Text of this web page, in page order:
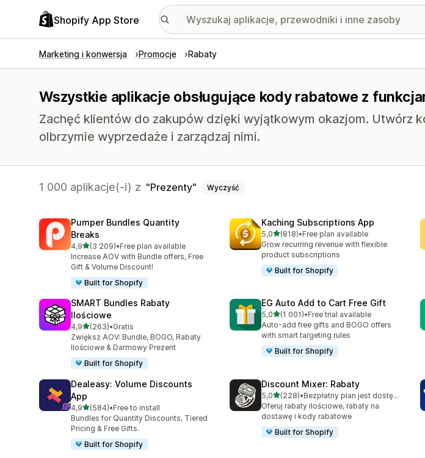
Shopify App Store
Marketing i konwersja Promocje Rabaty
Wszystkie aplikacje obsługujące kody rabatowe z
Zachęć klientów do zakupów dzięki wyjątkowym okazjom. Utwórz
olbrzymie wyprzedaże i zarządzaj nimi.
1 000 aplikacje(-i) z Prezenty Wyczyść
Pumper Bundles Quantity
Breaks
4,9na 5 gwiazdek
(3 209)
Łączna liczba recenzji: 3209
•Free plan available
Increase AOV with Bundle offers, Free
Gift & Volume Discount!
Built for Shopify
Kaching Subscriptions App
5,0na 5 gwiazdek
(818)
Łączna liczba recenzji: 818
•Free plan available
Grow recurring revenue with flexible
product subscriptions
Built for Shopify
SMART Bundles Rabaty
Ilościowe
4,9na 5 gwiazdek
(263)
Łączna liczba recenzji: 263
•Gratis
Zwiększ AOV: Bundle, BOGO, Rabaty
Ilościowe & Darmowy Prezent
Built for Shopify
EG Auto Add to Cart Free Gift
5,0na 5 gwiazdek
(1 001)
Łączna liczba recenzji: 1001
•Free trial available
Auto-add free gifts and BOGO offers
with smart targeting rules
Built for Shopify
Dealeasy: Volume Discounts
App
4,9na 5 gwiazdek
(584)
Łączna liczba recenzji: 584
•Free to install
Bundles for Quantity Discounts, Tiered
Pricing & Free Gifts.
Built for Shopify
Discount Mixer: Rabaty
5,0na 5 gwiazdek
(228)
Łączna liczba recenzji: 228
•
Bezpłatny plan jest dostępny
Oferuj rabaty ilościowe, rabaty na
dostawę i kody rabatowe
Built for Shopify